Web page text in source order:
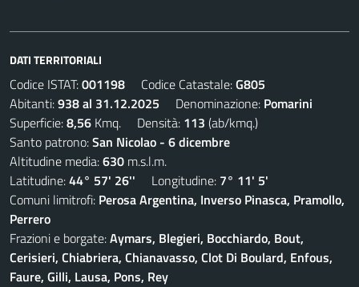
DATI TERRITORIALI
Codice ISTAT:001198 Codice Catastale:G805
Abitanti:938 al 31.12.2025 Denominazione: Pomarini
Superficie:8,56 Kmq. Densità: 113 (ab/kmq.)
Santo patrono:San Nicolao - 6 dicembre
Altitudine media:630 m.s.l.m.
Latitudine:44° 57' 26'' Longitudine: 7° 11' 5'
Comuni limitrofi: Perosa Argentina, Inverso Pinasca, Pramollo,
Perrero
Frazioni e borgate:Aymars, Blegieri, Bocchiardo, Bout,
Cerisieri, Chiabriera, Chianavasso, Clot Di Boulard, Enfous,
Faure, Gilli, Lausa, Pons, Rey